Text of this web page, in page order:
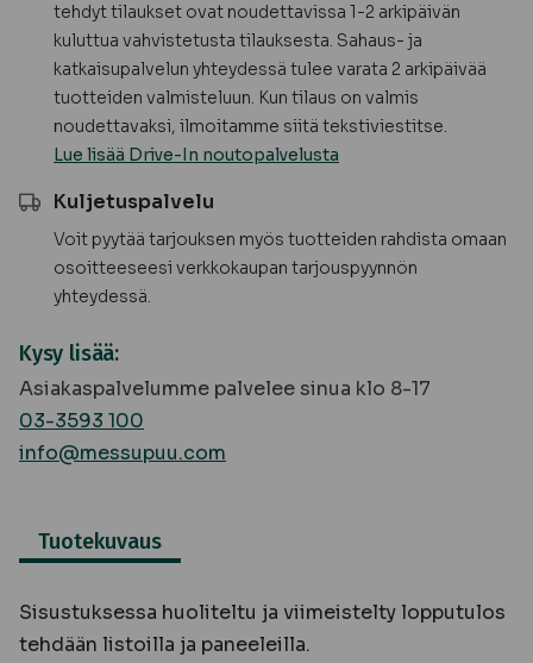
tehdyt tilaukset ovat noudettavissa 1-2 arkipäivän
kuluttua vahvistetusta tilauksesta. Sahaus- ja
katkaisupalvelun yhteydessä tulee varata 2 arkipäivää
tuotteiden valmisteluun. Kun tilaus on valmis
noudettavaksi, ilmoitamme siitä tekstiviestitse.
Lue lisää Drive-In noutopalvelusta
Kuljetuspalvelu
Voit pyytää tarjouksen myös tuotteiden rahdista omaan
osoitteeseesi verkkokaupan tarjouspyynnön
yhteydessä.
Kysy lisää:
Asiakaspalvelumme palvelee sinua klo 8-17
03-3593 100
info@messupuu.com
Tuotekuvaus
Sisustuksessa huoliteltu ja viimeistelty lopputulos
tehdään listoilla ja paneeleilla.